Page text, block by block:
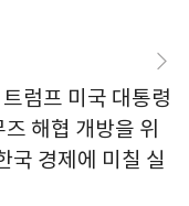
럼프 미국 대통령
해협 개방을 위
국 경제에 미칠 실